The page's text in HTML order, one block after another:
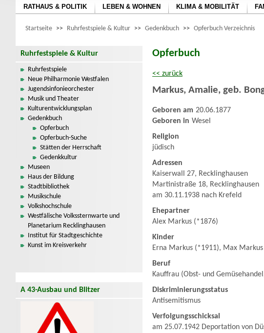
RATHAUS & POLITIK LEBEN & WOHNEN KLIMA & MOBILITÄT
Startseite >> Ruhrfestspiele & Kultur >> Gedenkbuch >> Opferbuch Verzeichnis
Ruhrfestspiele & Kultur
Ruhrfestspiele
Neue Philharmonie Westfalen
Jugendsinfonieorchester
Musik und Theater
Kulturentwicklungsplan
Gedenkbuch
Opferbuch
Opferbuch-Suche
Stätten der Herrschaft
Gedenkkultur
Museen
Haus der Bildung
Stadtbibliothek
Musikschule
Volkshochschule
Westfälische Volkssternwarte und
Planetarium Recklinghausen
Institut für Stadtgeschichte
Kunst im Kreisverkehr
A 43-Ausbau und Blitzer
Opferbuch
<< zurück
Markus, Amalie, geb.
Geboren am 20.06.1877
Geboren in Wesel
Religion
jüdisch
Adressen
Kaiserwall 27, Recklinghausen
Martinistraße 18, Recklinghausen
am 30.11.1938 nach Krefeld
Ehepartner
Alex Markus (*1876)
Kinder
Erna Markus (*1911), Max
Beruf
Kauffrau (Obst- und
Diskriminierungsstatus
Antisemitismus
Verfolgungsschicksal
am 25.07.1942 Deportation von